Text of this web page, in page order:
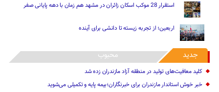
استقرار 28 موکب اسکان زائران در مشهد هم زمان با دهه پایانی صفر
اربعین؛ از تجربه زیسته تا دانشی برای آینده
جدید محبوب
کلید معافیت‌های تولید در منطقه آزاد مازندران زده شد
خبر خوش استاندار مازندران برای خبرنگاران؛‌بیمه پایه و ‌تکمیلی می‌شوید